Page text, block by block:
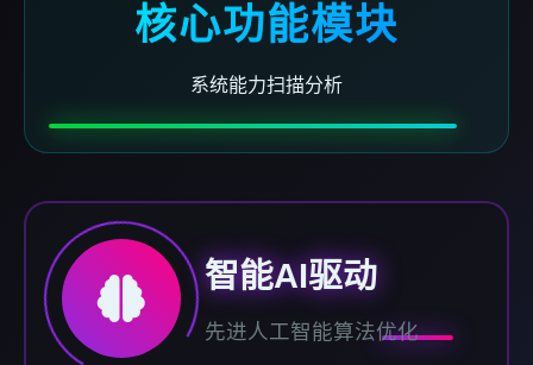
核心功能模块
系统能力扫描分析
智能AI驱动
先进人工智能算法优化